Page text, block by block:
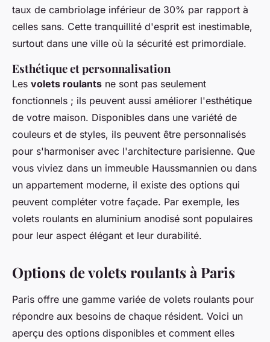
taux de cambriolage inférieur de 30% par rapport à
celles sans. Cette tranquillité d'esprit est inestimable,
surtout dans une ville où la sécurité est primordiale.
Esthétique et personnalisation
Les volets roulants ne sont pas seulement
fonctionnels ; ils peuvent aussi améliorer l'esthétique
de votre maison. Disponibles dans une variété de
couleurs et de styles, ils peuvent être personnalisés
pour s'harmoniser avec l'architecture parisienne. Que
vous viviez dans un immeuble Haussmannien ou dans
un appartement moderne, il existe des options qui
peuvent compléter votre façade. Par exemple, les
volets roulants en aluminium anodisé sont populaires
pour leur aspect élégant et leur durabilité.
Options de volets roulants à Paris
Paris offre une gamme variée de volets roulants pour
répondre aux besoins de chaque résident. Voici un
aperçu des options disponibles et comment elles